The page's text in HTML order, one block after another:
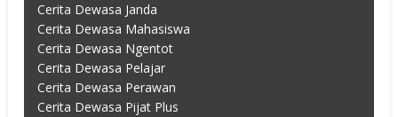
Cerita Dewasa Janda
Cerita Dewasa Mahasiswa
Cerita Dewasa Ngentot
Cerita Dewasa Pelajar
Cerita Dewasa Perawan
Cerita Dewasa Pijat Plus